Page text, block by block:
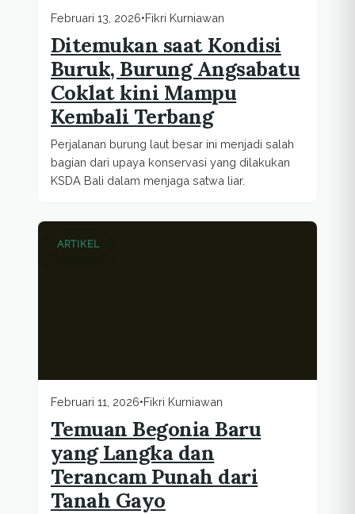
Februari 13, 2026•Fikri Kurniawan
Ditemukan saat Kondisi
Buruk, Burung Angsabatu
Coklat kini Mampu
Kembali Terbang
Perjalanan burung laut besar ini menjadi salah
bagian dari upaya konservasi yang dilakukan
KSDA Bali dalam menjaga satwa liar.
ARTIKEL
Februari 11, 2026•Fikri Kurniawan
Temuan Begonia Baru
yang Langka dan
Terancam Punah dari
Tanah Gayo